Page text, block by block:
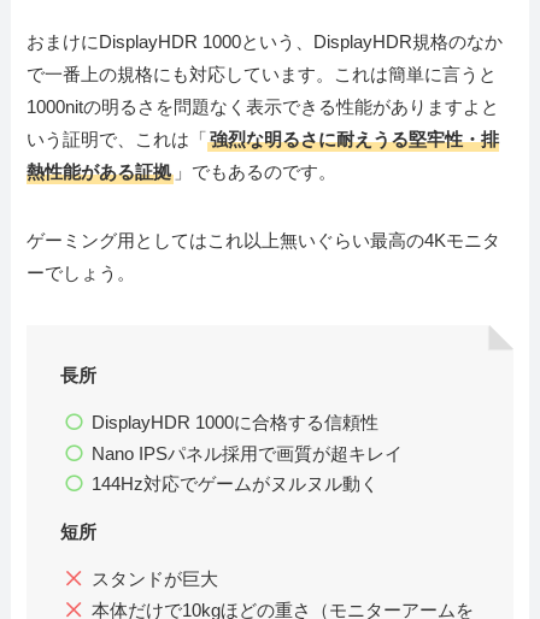
おまけにDisplayHDR 1000という、DisplayHDR規格のなか
で一番上の規格にも対応しています。これは簡単に言うと
1000nitの明るさを問題なく表示できる性能がありますよと
いう証明で、これは「強烈な明るさに耐えうる堅牢性・排
熱性能がある証拠 」でもあるのです。
ゲーミング用としてはこれ以上無いぐらい最高の4Kモニタ
ーでしょう。
長所
DisplayHDR 1000に合格する信頼性
Nano IPSパネル採用で画質が超キレイ
144Hz対応でゲームがヌルヌル動く
短所
スタンドが巨大
本体だけで10kgほどの重さ（モニターアームを